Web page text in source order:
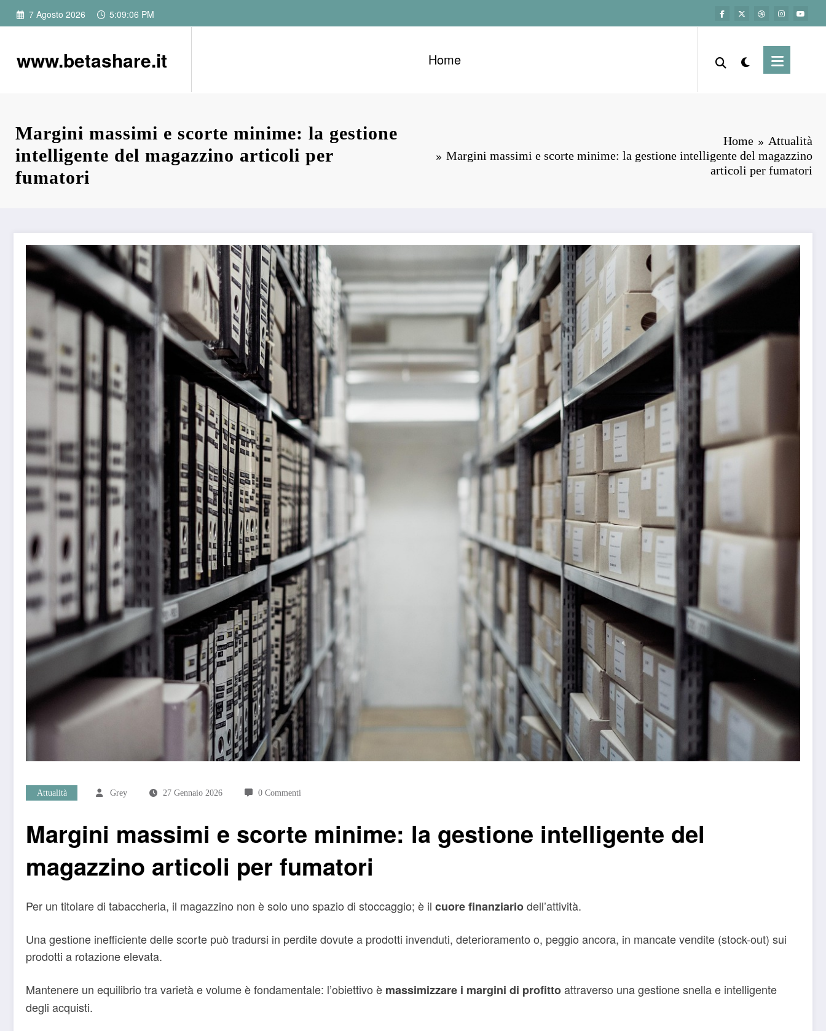
7 Agosto 2026 5:09:08 PM
www.betashare.it Home
Margini massimi e scorte minime: la gestione
intelligente del magazzino articoli per
fumatori
Home
Attualità
Margini massimi e scorte minime: la gestione intelligente del magazzino
articoli per fumatori
Attualità Grey 27 Gennaio 2026 0 Commenti
Margini massimi e scorte minime: la gestione intelligente del
magazzino articoli per fumatori
Per un titolare di tabaccheria, il magazzino non è solo uno spazio di stoccaggio; è il cuore finanziariodell’attività.
Una gestione inefficiente delle scorte può tradursi in perdite dovute a prodotti invenduti, deterioramento o, peggio ancora, in mancate vendite (stock-out) sui
prodotti a rotazione elevata.
Mantenere un equilibrio tra varietà e volume è fondamentale: l’obiettivo è massimizzare i margini di profittoattraverso una gestione snella e intelligente
degli acquisti.